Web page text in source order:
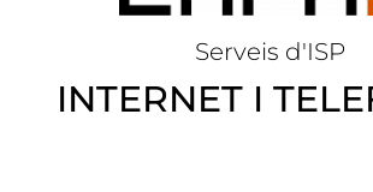
Serveis d'ISP
INTERNET I